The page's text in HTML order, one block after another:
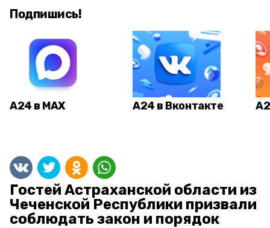
Подпишись!
А24 в MAX А24 в Вконтакте
Гостей Астраханской области из
Чеченской Республики призвали
соблюдать закон и порядок